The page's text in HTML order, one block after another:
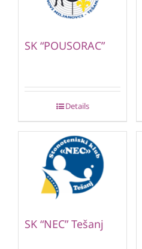
SK “POUSORAC”
Details
SK “NEC” Tešanj